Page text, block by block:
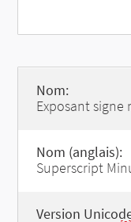
Nom:
Exposant signe
Nom (anglais):
Superscript
Version